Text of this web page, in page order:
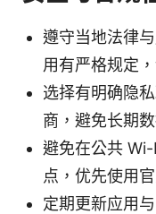
遵守当地法律
用有严格规定
选择有明确隐
商，避免长期
避免在公共
点，优先使用
定期更新应用